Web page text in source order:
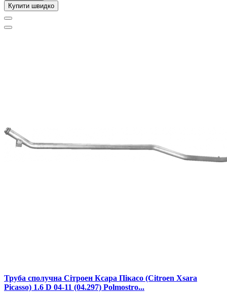
Купити швидко
Труба сполучна Сітроен Ксара Пікасо (Citroen Xsara
Picasso) 1.6 D 04-11 (04.297) Polmostro...